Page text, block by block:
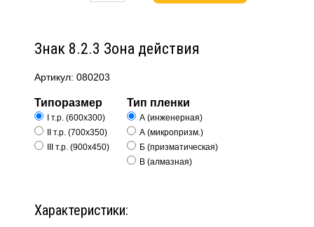
Знак 8.2.3 Зона действия
Артикул: 080203
Типоразмер
I т.р. (600х300)
II т.р. (700х350)
III т.р. (900х450)
Тип пленки
А (инженерная)
А (микропризм.)
Б (призматическая)
В (алмазная)
Характеристики: